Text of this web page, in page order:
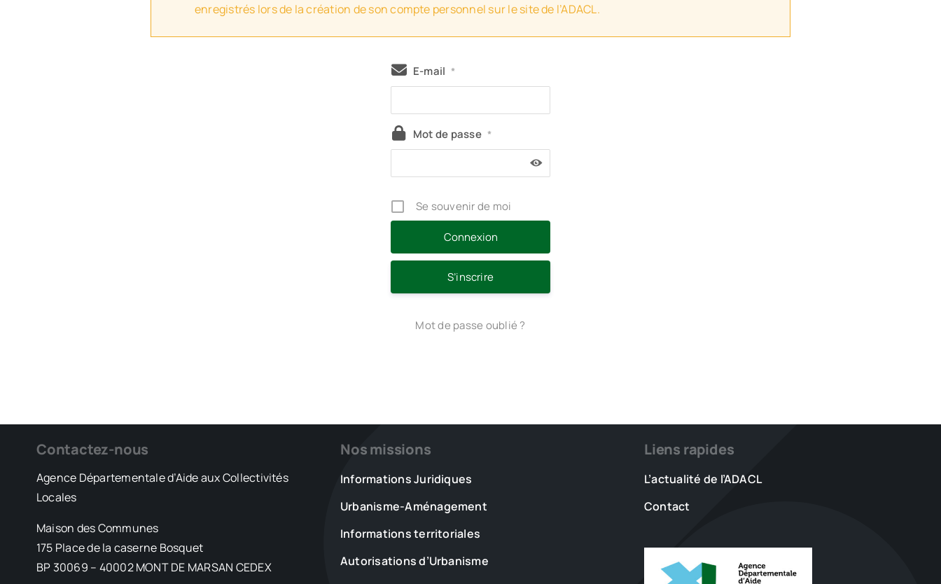
enregistrés lors de la création de son compte personnel sur le site de l’ADACL.
E-mail *
Mot de passe *
Se souvenir de moi
S’inscrire
Mot de passe oublié ?
Contactez-nous
Agence Départementale d’Aide aux Collectivités
Locales
Maison des Communes
175 Place de la caserne Bosquet
BP 30069 – 40002 MONT DE MARSAN CEDEX
Nos missions
Informations Juridiques
Urbanisme-Aménagement
Informations territoriales
Autorisations d’Urbanisme
Liens rapides
L’actualité de l’ADACL
Contact